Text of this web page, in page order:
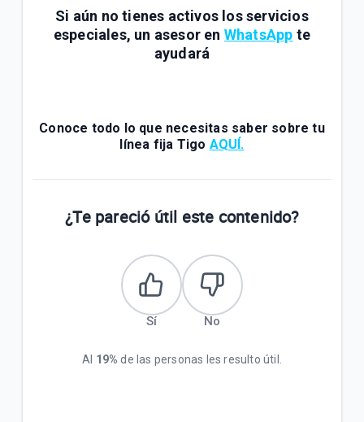
Si aún no tienes activos los servicios
especiales, un asesor en WhatsApp te
ayudará
Conoce todo lo que necesitas saber sobre tu
línea fija Tigo AQUÍ.
¿Te pareció útil este contenido?
Sí No
Al 19% de las personas les resulto útil.